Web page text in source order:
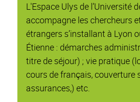
L'Espace Ulys de l’Université
accompagne les chercheurs
étrangers s’installant à Lyon
Étienne : démarches
titre de séjour) ; vie pratique
cours de français, couverture
assurances,) etc.